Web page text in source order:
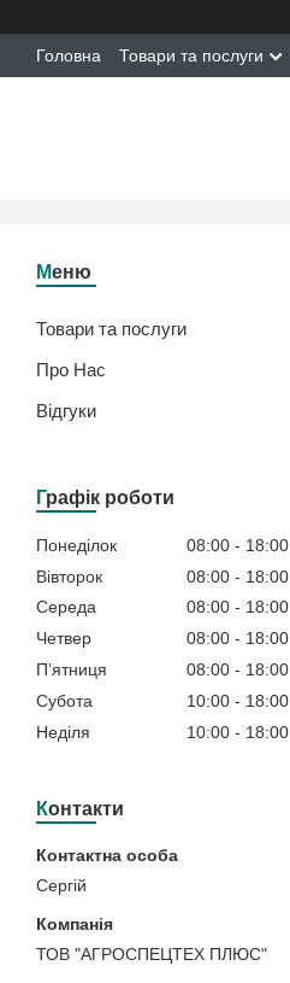
Головна Товари та послуги
Товари та послуги
Про Нас
Відгуки
Графік роботи
Понеділок 08:00
18:00
Вівторок
08:00
18:00
Середа
08:00
18:00
Четвер
08:00
18:00
Пʼятниця
08:00
18:00
Субота
10:00
18:00
Неділя
10:00 18:00
Контакти
Сергій
ТОВ "АГРОСПЕЦТЕХ ПЛЮС"